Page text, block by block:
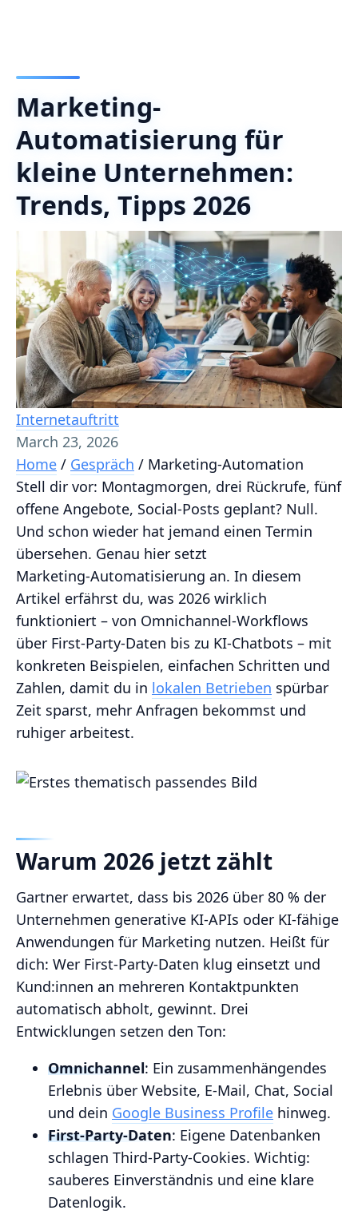
Marketing-
Automatisierung für
kleine Unternehmen:
Trends, Tipps 2026
Internetauftritt
March 23, 2026
Home / Gespräch / Marketing-Automation
Stell dir vor: Montagmorgen, drei Rückrufe, fünf
offene Angebote, Social-Posts geplant? Null.
Und schon wieder hat jemand einen Termin
übersehen. Genau hier setzt
Marketing‑Automatisierung an. In diesem
Artikel erfährst du, was 2026 wirklich
funktioniert – von Omnichannel‑Workflows
über First‑Party‑Daten bis zu KI‑Chatbots – mit
konkreten Beispielen, einfachen Schritten und
Zahlen, damit du in lokalen Betrieben spürbar
Zeit sparst, mehr Anfragen bekommst und
ruhiger arbeitest.
Warum 2026 jetzt zählt
Gartner erwartet, dass bis 2026 über 80 % der
Unternehmen generative KI‑APIs oder KI‑fähige
Anwendungen für Marketing nutzen. Heißt für
dich: Wer First‑Party‑Daten klug einsetzt und
Kund:innen an mehreren Kontaktpunkten
automatisch abholt, gewinnt. Drei
Entwicklungen setzen den Ton:
Omnichannel: Ein zusammenhängendes
Erlebnis über Website, E‑Mail, Chat, Social
und dein Google Business Profile hinweg.
First‑Party‑Daten: Eigene Datenbanken
schlagen Third‑Party‑Cookies. Wichtig:
sauberes Einverständnis und eine klare
Datenlogik.